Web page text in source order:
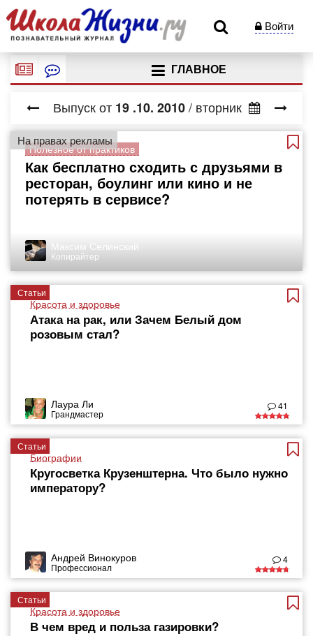
Войти
ГЛАВНОЕ
Выпуск от 19 .10. 2010 / вторник
На правах рекламы
Полезное от практиков
Как бесплатно сходить с друзьями в
ресторан, боулинг или кино и не
потерять в сервисе?
Максим Селинский
Копирайтер
Статьи
Красота и здоровье
Атака на рак, или Зачем Белый дом
розовым стал?
Лаура Ли
Грандмастер
41
Статьи
Биографии
Кругосветка Крузенштерна. Что было нужно
императору?
Андрей Винокуров
Профессионал
4
Статьи
Красота и здоровье
В чем вред и польза газировки?